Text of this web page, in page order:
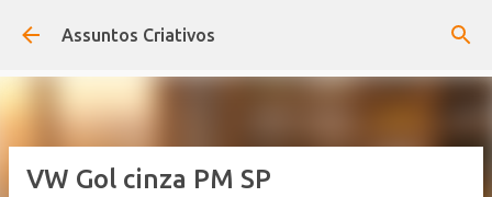
Pular para o conteúdo principal
Assuntos Criativos
VW Gol cinza PM SP